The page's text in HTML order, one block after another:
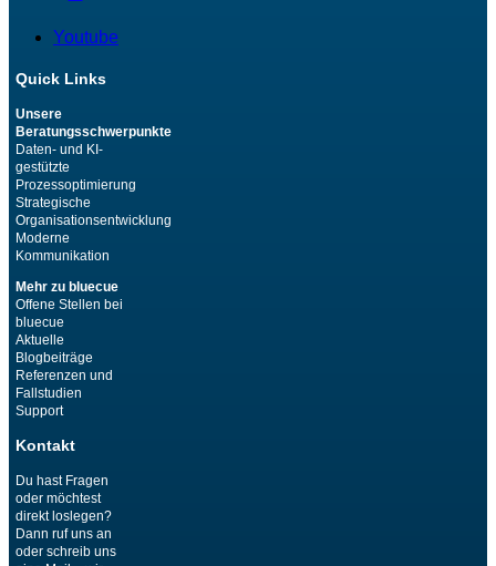
Youtube
Quick Links
Unsere
Beratungsschwerpunkte
Daten- und KI-
gestützte
Prozessoptimierung
Strategische
Organisationsentwicklung
Moderne
Kommunikation
Mehr zu bluecue
Offene Stellen bei
bluecue
Aktuelle
Blogbeiträge
Referenzen und
Fallstudien
Support
Kontakt
Du hast Fragen
oder möchtest
direkt loslegen?
Dann ruf uns an
oder schreib uns